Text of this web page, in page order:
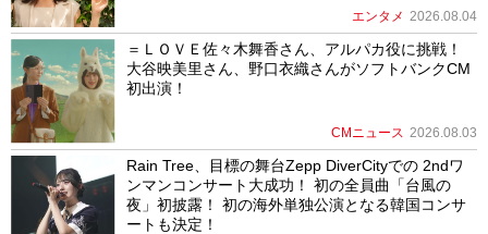
エンタメ 2026.08.04
＝ＬＯＶＥ佐々木舞香さん、アルパカ役に挑戦！
大谷映美里さん、野口衣織さんがソフトバンクCM
初出演！
CMニュース 2026.08.03
Rain Tree、目標の舞台Zepp DiverCityでの 2ndワ
ンマンコンサート大成功！ 初の全員曲「台風の
夜」初披露！ 初の海外単独公演となる韓国コンサ
ートも決定！